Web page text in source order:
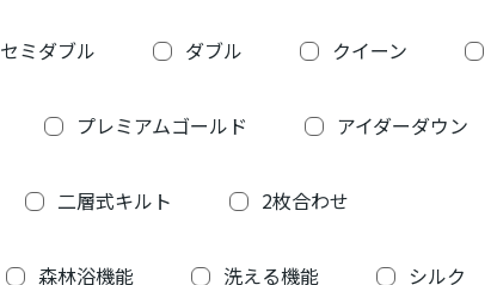
セミダブル ダブル クイーン
プレミアムゴールド アイダーダウン
二層式キルト 2枚合わせ
森林浴機能 洗える機能 シルク